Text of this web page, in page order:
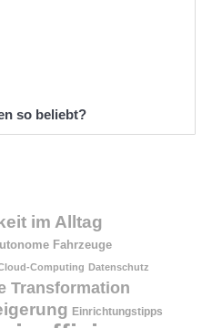
so beliebt?
im Alltag
Fahrzeuge
Computing Datenschutz
Transformation
Einrichtungstipps